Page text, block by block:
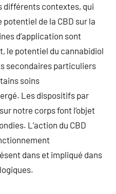
différents contextes, qui
de la CBD sur la
d’application sont
le potentiel du cannabidiol
secondaires particuliers
soins
Les dispositifs par
notre corps font l’objet
L’action du CBD
dans et impliqué dans